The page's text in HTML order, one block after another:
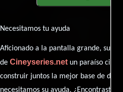
Necesitamos tu ayuda
Aficionado a la pantalla grande, su
de Cineyseries.netun paraíso
construir juntos la mejor base de
necesitamos su ayuda. ¿Encontraste